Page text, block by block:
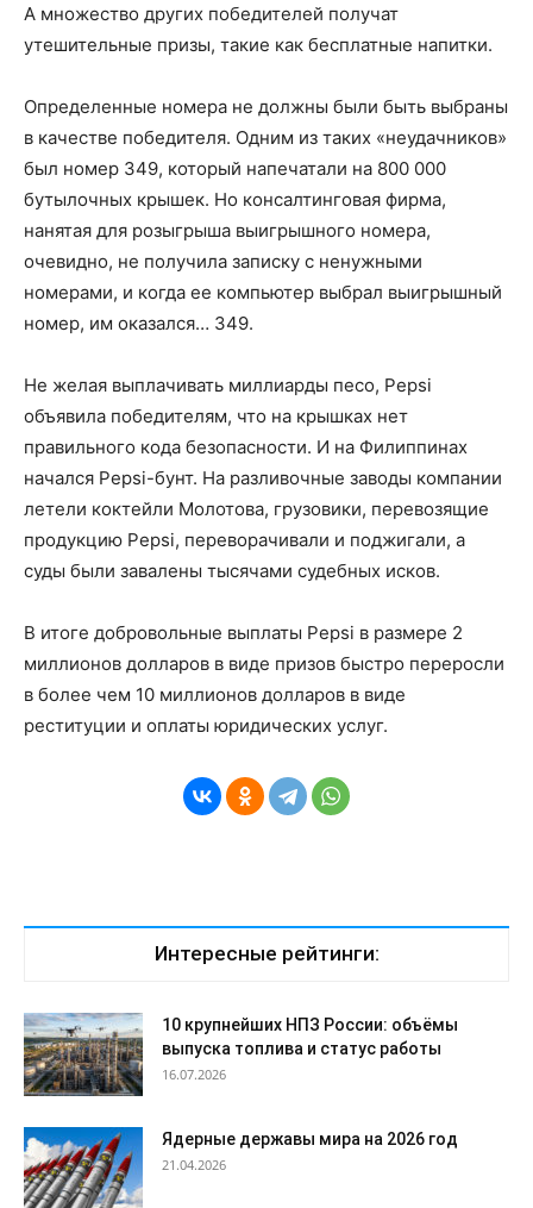
А множество других победителей получат
утешительные призы, такие как бесплатные напитки.
Определенные номера не должны были быть выбраны
в качестве победителя. Одним из таких «неудачников»
был номер 349, который напечатали на 800 000
бутылочных крышек. Но консалтинговая фирма,
нанятая для розыгрыша выигрышного номера,
очевидно, не получила записку с ненужными
номерами, и когда ее компьютер выбрал выигрышный
номер, им оказался… 349.
Не желая выплачивать миллиарды песо, Pepsi
объявила победителям, что на крышках нет
правильного кода безопасности. И на Филиппинах
начался Pepsi-бунт. На разливочные заводы компании
летели коктейли Молотова, грузовики, перевозящие
продукцию Pepsi, переворачивали и поджигали, а
суды были завалены тысячами судебных исков.
В итоге добровольные выплаты Pepsi в размере 2
миллионов долларов в виде призов быстро переросли
в более чем 10 миллионов долларов в виде
реституции и оплаты юридических услуг.
Интересные рейтинги:
10 крупнейших НПЗ России: объёмы
выпуска топлива и статус работы
16.07.2026
Ядерные державы мира на 2026 год
21.04.2026